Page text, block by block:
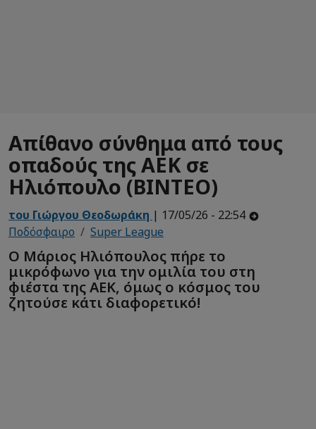
Απίθανο σύνθημα από τους
οπαδούς της ΑΕΚ σε
Ηλιόπουλο (ΒΙΝΤΕΟ)
του Γιώργου Θεοδωράκη | 17/05/26 - 22:54
Ποδόσφαιρο
Super League
Ο Μάριος Ηλιόπουλος πήρε το
μικρόφωνο για την ομιλία του στη
φιέστα της ΑΕΚ, όμως ο κόσμος του
ζητούσε κάτι διαφορετικό!